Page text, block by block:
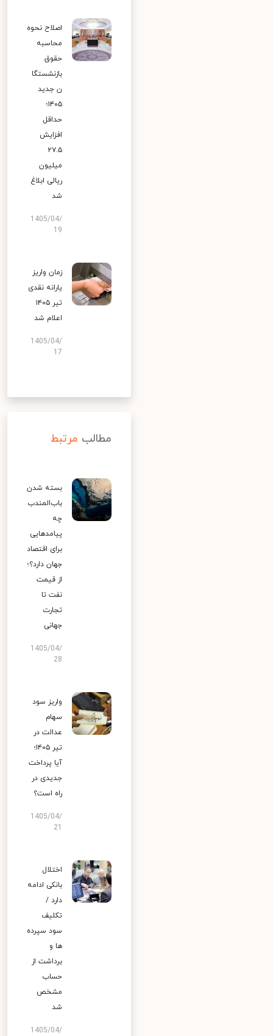
اصلاح نحوه
محاسبه
حقوق
بازنشستگا
ن جدید
۱۴۰۵؛
حداقل
افزایش
۲۷.۵
میلیون
ریالی ابلاغ
شد
1405/04/
19
زمان واریز
یارانه نقدی
تیر ۱۴۰۵
اعلام شد
1405/04/
17
مطالب مرتبط
بسته شدن
باب‌المندب
چه
پیامدهایی
برای اقتصاد
جهان دارد؟؛
از قیمت
نفت تا
تجارت
جهانی
1405/04/
28
واریز سود
سهام
عدالت در
تیر ۱۴۰۵؛
آیا پرداخت
جدیدی در
راه است؟
1405/04/
اختلال
بانکی ادامه
دارد /
تکلیف
سود سپرده
ها و
برداشت از
حساب
مشخص
شد
1405/04/